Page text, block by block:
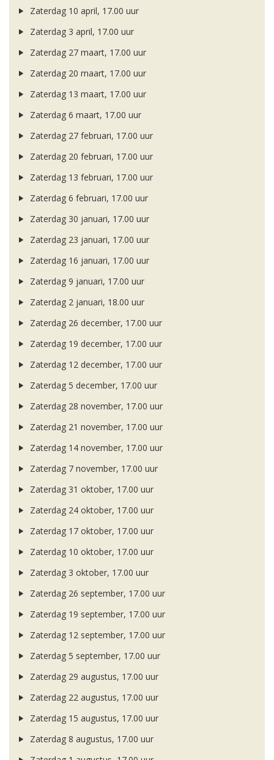
Zaterdag 10 april, 17.00 uur
Zaterdag 3 april, 17.00 uur
Zaterdag 27 maart, 17.00 uur
Zaterdag 20 maart, 17.00 uur
Zaterdag 13 maart, 17.00 uur
Zaterdag 6 maart, 17.00 uur
Zaterdag 27 februari, 17.00 uur
Zaterdag 20 februari, 17.00 uur
Zaterdag 13 februari, 17.00 uur
Zaterdag 6 februari, 17.00 uur
Zaterdag 30 januari, 17.00 uur
Zaterdag 23 januari, 17.00 uur
Zaterdag 16 januari, 17.00 uur
Zaterdag 9 januari, 17.00 uur
Zaterdag 2 januari, 18.00 uur
Zaterdag 26 december, 17.00 uur
Zaterdag 19 december, 17.00 uur
Zaterdag 12 december, 17.00 uur
Zaterdag 5 december, 17.00 uur
Zaterdag 28 november, 17.00 uur
Zaterdag 21 november, 17.00 uur
Zaterdag 14 november, 17.00 uur
Zaterdag 7 november, 17.00 uur
Zaterdag 31 oktober, 17.00 uur
Zaterdag 24 oktober, 17.00 uur
Zaterdag 17 oktober, 17.00 uur
Zaterdag 10 oktober, 17.00 uur
Zaterdag 3 oktober, 17.00 uur
Zaterdag 26 september, 17.00 uur
Zaterdag 19 september, 17.00 uur
Zaterdag 12 september, 17.00 uur
Zaterdag 5 september, 17.00 uur
Zaterdag 29 augustus, 17.00 uur
Zaterdag 22 augustus, 17.00 uur
Zaterdag 15 augustus, 17.00 uur
Zaterdag 8 augustus, 17.00 uur